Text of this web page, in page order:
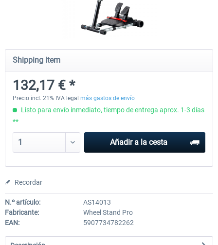
Wheel Stand Pro - Farm Truck
199,65 € * 30,25 € *
Shipping item
132,17 € *
Precio incl. 21% IVA legal más gastos de envío
Listo para envío inmediato, tiempo de entrega aprox. 1-3 días
**
Añadir a la cesta
Recordar
N.º artículo:
AS14013
Fabricante:
Wheel Stand Pro
EAN:
5907734782262